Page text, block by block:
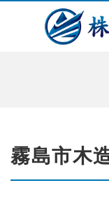
霧島市木